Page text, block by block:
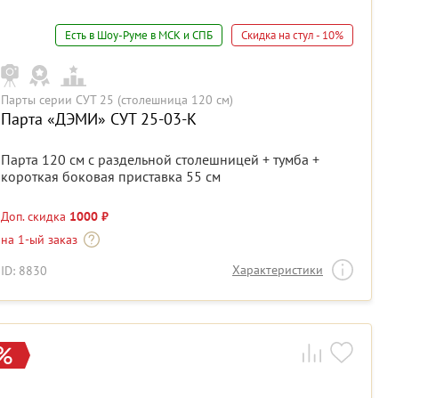
Есть в Шоу-Руме в МСК и СПБ Скидка на стул - 10%
Парты серии СУТ 25 (столешница 120 см)
Парта «ДЭМИ» СУТ 25-03-К
Парта 120 см с раздельной столешницей + тумба +
короткая боковая приставка 55 см
Доп. скидка 1000 ₽
на 1-ый заказ
ID: 8830
Характеристики